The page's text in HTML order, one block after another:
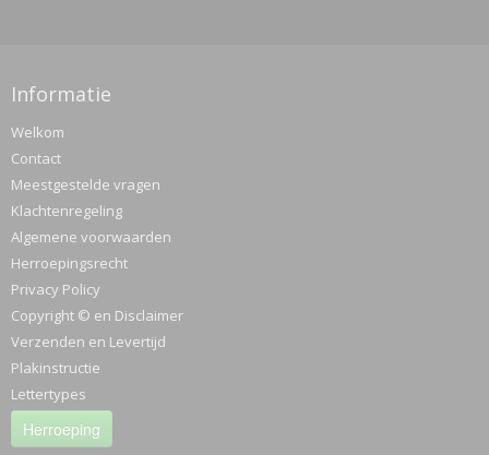
Informatie
Welkom
Contact
Meestgestelde vragen
Klachtenregeling
Algemene voorwaarden
Herroepingsrecht
Privacy Policy
Copyright © en Disclaimer
Verzenden en Levertijd
Plakinstructie
Lettertypes
Herroeping